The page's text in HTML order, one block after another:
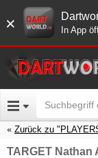
× In App
Zurück zu
TARGET Nathan